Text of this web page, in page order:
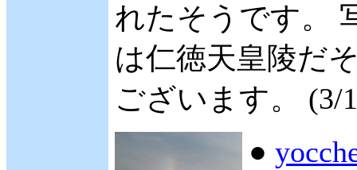
れたそうです。
は仁徳天皇陵だ
ございます。 (3/
●